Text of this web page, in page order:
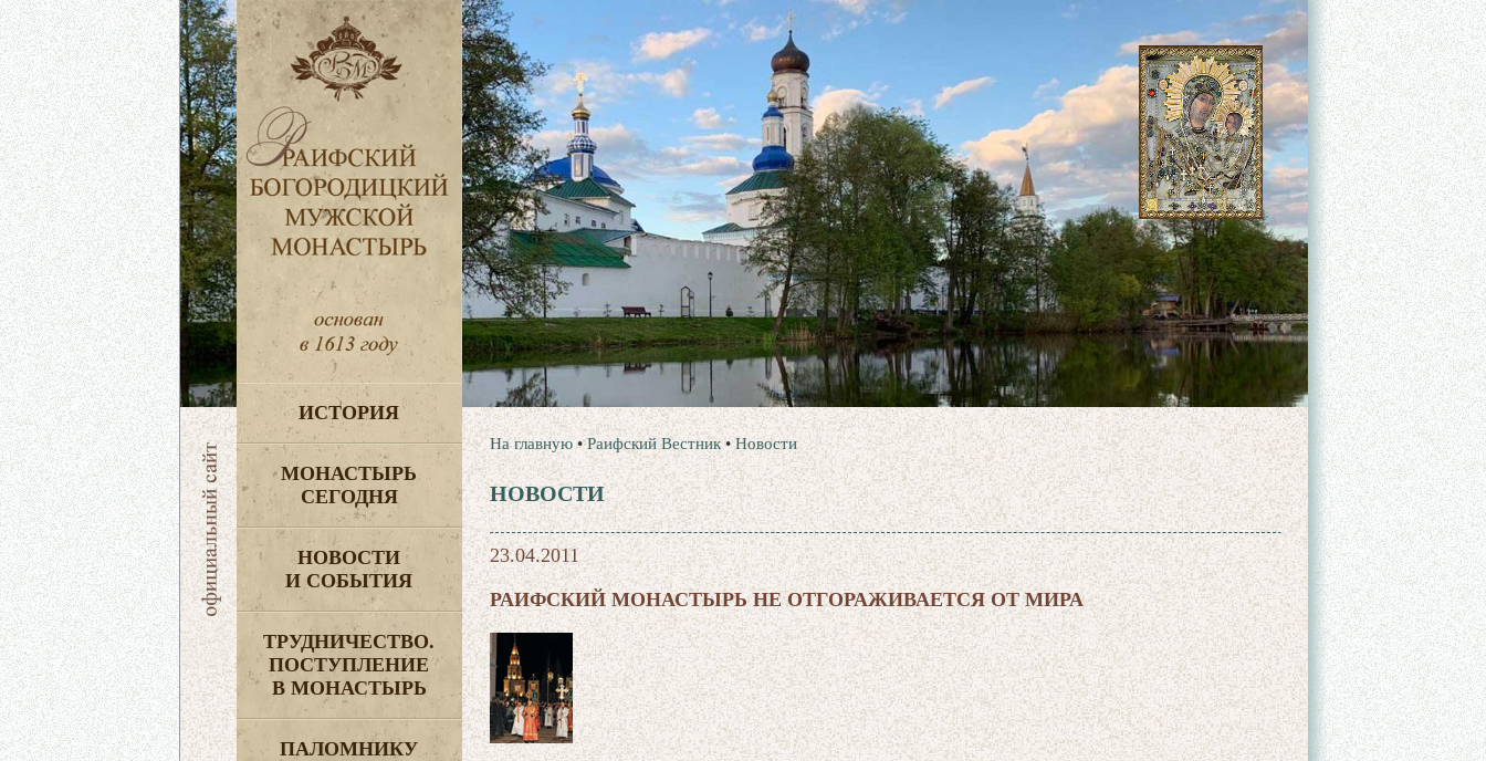
ИСТОРИЯ
МОНАСТЫРЬ
СЕГОДНЯ
НОВОСТИ
И СОБЫТИЯ
ТРУДНИЧЕСТВО.
ПОСТУПЛЕНИЕ
В МОНАСТЫРЬ
ПАЛОМНИКУ
На главную •Раифский Вестник •Новости
НОВОСТИ
23.04.2011
РАИФСКИЙ МОНАСТЫРЬ НЕ ОТГОРАЖИВАЕТСЯ ОТ МИРА